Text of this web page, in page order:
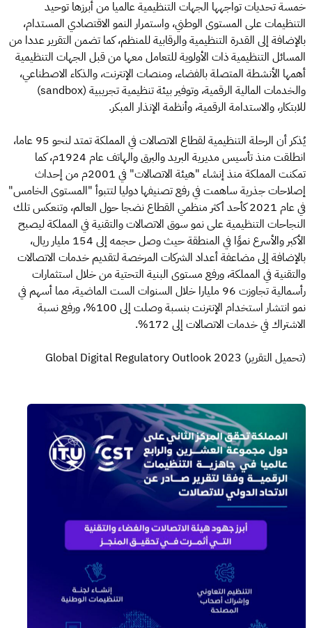
خمسة تحديات تواجهها الجهات التنظيمية عالميا من أبرزها توحيد
التنظيمات على المستوى الوطني، واستمرار النمو الاقتصادي المستدام،
بالإضافة إلى القدرة التنظيمية والرقابية للمنظم، كما تضمن التقرير عددا من
المسائل التنظيمية ذات الأولوية للتعامل معها من قبل الجهات التنظيمية
أهمها الأنشطة المتصلة بالفضاء، ومنصات الإنترنت، والذكاء الاصطناعي،
والخدمات المالية الرقمية، وتوفير بيئة تنظيمية تجريبية (sandbox)
للابتكار، والاستدامة الرقمية، وأنظمة الإنذار المبكر.
يُذكر أن الرحلة التنظيمية لقطاع الاتصالات في المملكة تمتد لنحو 95 عاما،
انطلقت منذ تأسيس مديرية البريد والبرق والهاتف عام 1924م، كما
تمكنت المملكة منذ إنشاء "هيئة الاتصالات" في 2001م من إحداث
إصلاحات جذرية ساهمت في رفع تصنيفها دوليا لتتبوأ "المستوى الخامس"
في عام 2021 كأحد أكثر منظمي القطاع نضجا حول العالم، وتنعكس تلك
النجاحات التنظيمية على نمو سوق الاتصالات والتقنية في المملكة ليصبح
الأكبر والأسرع نموًا في المنطقة حيث وصل حجمه إلى 154 مليار ريال،
بالإضافة إلى مضاعفة أعداد الشركات المرخصة لتقديم خدمات الاتصالات
والتقنية في المملكة، ورفع مستوى البنية التحتية من خلال استثمارات
رأسمالية تجاوزت 96 مليارا خلال السنوات الست الماضية، مما أسهم في
نمو انتشار استخدام الإنترنت بنسبة وصلت إلى 100%، ورفع نسبة
الاشتراك في خدمات الاتصالات إلى 172%.
(تحميل التقرير) Global Digital Regulatory Outlook 2023